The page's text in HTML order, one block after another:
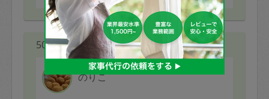
50代 女性より
のりこ